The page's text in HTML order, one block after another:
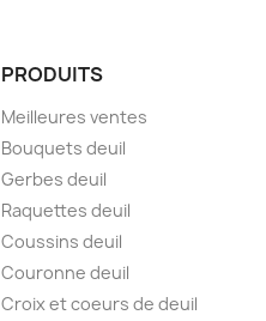
PRODUITS
Meilleures ventes
Bouquets deuil
Gerbes deuil
Raquettes deuil
Coussins deuil
Couronne deuil
Croix et coeurs de deuil